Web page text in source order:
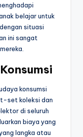
belajar untuk
situasi
ini sangat
konsumsi
set koleksi dan
di seluruh
biaya yang
langka atau